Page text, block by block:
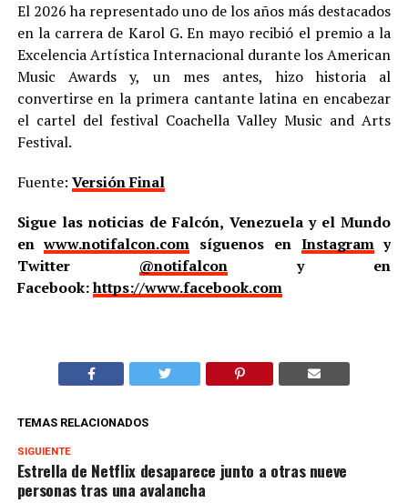
El 2026 ha representado uno de los años más destacados
en la carrera de Karol G. En mayo recibió el premio a la
Excelencia Artística Internacional durante los American
Music Awards y, un mes antes, hizo historia al
convertirse en la primera cantante latina en encabezar
el cartel del festival Coachella Valley Music and Arts
Festival.
Fuente: Versión Final
Sigue las noticias de Falcón, Venezuela y el Mundo
enwww.notifalcon.com síguenos en Instagramy
Twitter @notifalcony en
Facebook:https://www.facebook.com
TEMAS RELACIONADOS
SIGUIENTE
Estrella de Netflix desaparece junto a otras nueve
personas tras una avalancha